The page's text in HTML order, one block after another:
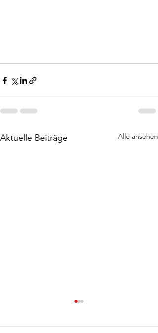
Aktuelle Beiträge Alle ansehen